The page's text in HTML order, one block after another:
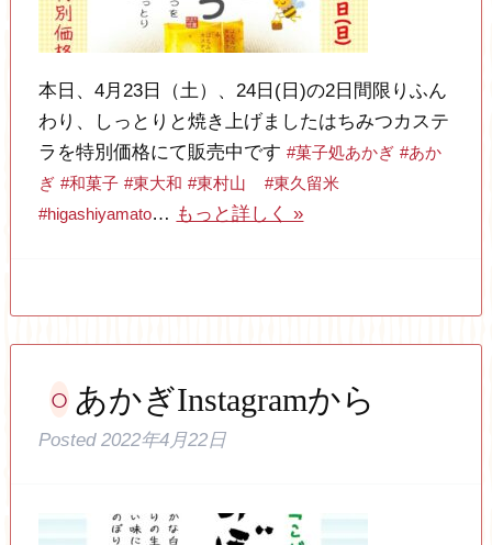
本日、4月23日（土）、24日(日)の2日間限りふん
わり、しっとりと焼き上げましたはちみつカステ
ラを特別価格にて販売中です#菓子処あかぎ #あか
ぎ #和菓子 #東大和 #東村山
#東久留米
#higashiyamato… もっと詳しく »
あかぎInstagramから
Posted2022年4月22日